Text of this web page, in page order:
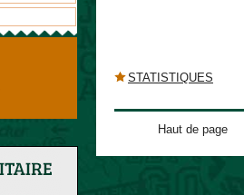
STATISTIQUES
Haut de page